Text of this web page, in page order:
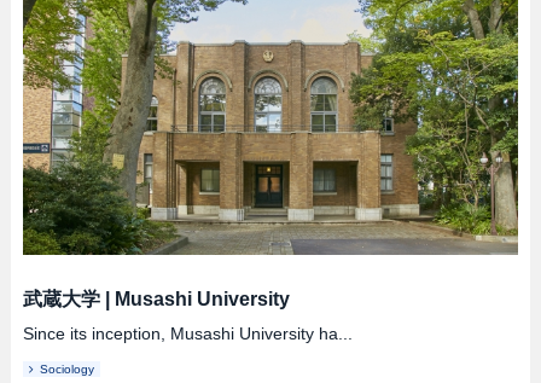
武蔵大学| Musashi University
Since its inception, Musashi University ha...
Sociology